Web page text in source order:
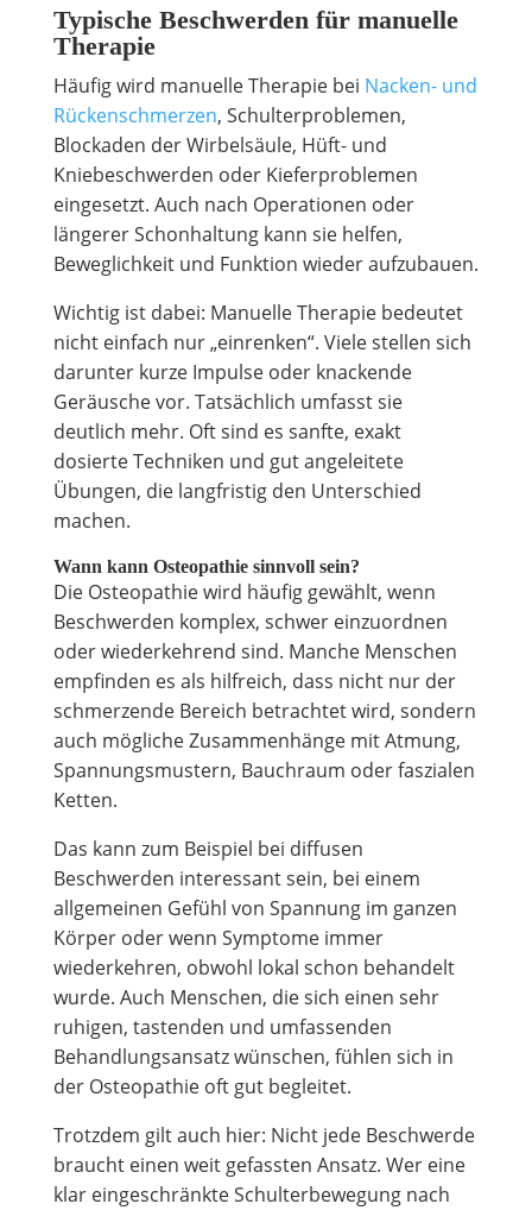
Typische Beschwerden für manuelle
Therapie
Häufig wird manuelle Therapie bei Nacken- und
Rückenschmerzen, Schulterproblemen,
Blockaden der Wirbelsäule, Hüft- und
Kniebeschwerden oder Kieferproblemen
eingesetzt. Auch nach Operationen oder
längerer Schonhaltung kann sie helfen,
Beweglichkeit und Funktion wieder aufzubauen.
Wichtig ist dabei: Manuelle Therapie bedeutet
nicht einfach nur „einrenken“. Viele stellen sich
darunter kurze Impulse oder knackende
Geräusche vor. Tatsächlich umfasst sie
deutlich mehr. Oft sind es sanfte, exakt
dosierte Techniken und gut angeleitete
Übungen, die langfristig den Unterschied
machen.
Wann kann Osteopathie sinnvoll sein?
Die Osteopathie wird häufig gewählt, wenn
Beschwerden komplex, schwer einzuordnen
oder wiederkehrend sind. Manche Menschen
empfinden es als hilfreich, dass nicht nur der
schmerzende Bereich betrachtet wird, sondern
auch mögliche Zusammenhänge mit Atmung,
Spannungsmustern, Bauchraum oder faszialen
Ketten.
Das kann zum Beispiel bei diffusen
Beschwerden interessant sein, bei einem
allgemeinen Gefühl von Spannung im ganzen
Körper oder wenn Symptome immer
wiederkehren, obwohl lokal schon behandelt
wurde. Auch Menschen, die sich einen sehr
ruhigen, tastenden und umfassenden
Behandlungsansatz wünschen, fühlen sich in
der Osteopathie oft gut begleitet.
Trotzdem gilt auch hier: Nicht jede Beschwerde
braucht einen weit gefassten Ansatz. Wer eine
klar eingeschränkte Schulterbewegung nach